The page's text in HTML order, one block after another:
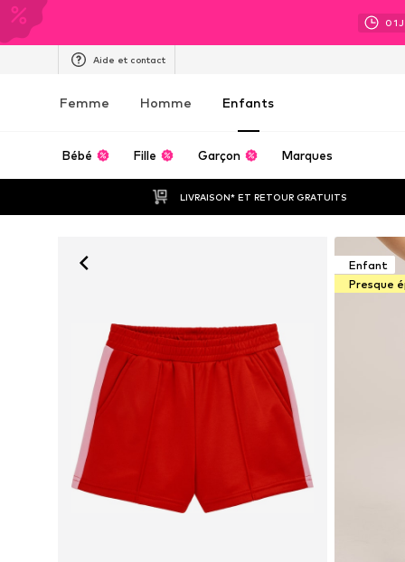
01J
Aide et contact
Femme Homme Enfants
Bébé Fille Garçon Marques
LIVRAISON* ET RETOUR GRATUITS
Enfant
Presque